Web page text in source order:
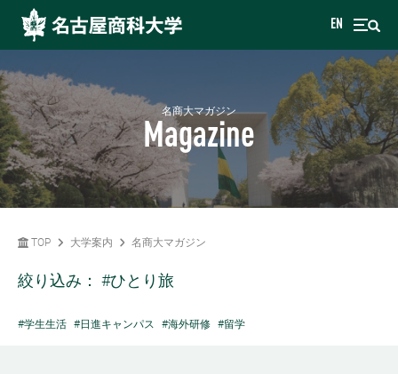
EN
名商大マガジン
Magazine
TOP 大学案内 名商大マガジン
絞り込み： #ひとり旅
#学生生活 #日進キャンパス #海外研修 #留学